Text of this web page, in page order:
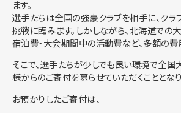
ます。
選手たちは全国の強豪クラブを相手に、クラ
挑戦に臨みます。しかしながら、北海道での
宿泊費・大会期間中の活動費など、多額の費
そこで、選手たちが少しでも良い環境で全国
様からのご寄付を募らせていただくこととなり
お預かりしたご寄付は、